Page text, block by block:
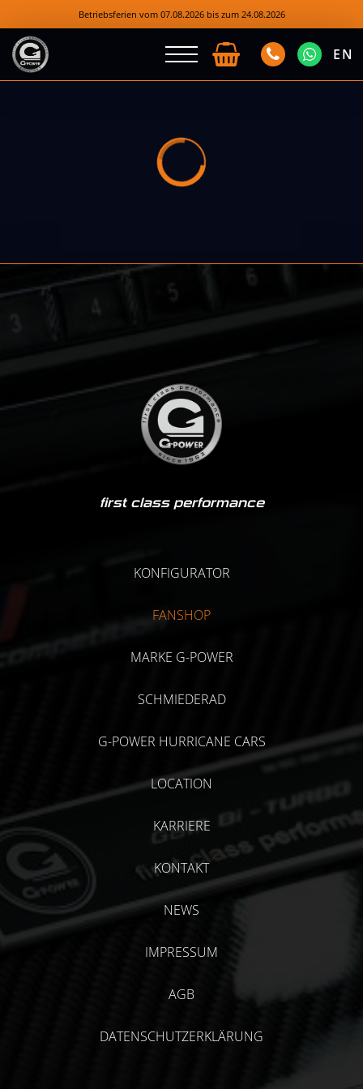
Betriebsferien vom 07.08.2026 bis zum 24.08.2026
EN
first class performance
KONFIGURATOR
FANSHOP
MARKE G-POWER
SCHMIEDERAD
G-POWER HURRICANE CARS
LOCATION
KARRIERE
KONTAKT
NEWS
IMPRESSUM
AGB
DATENSCHUTZERKLÄRUNG